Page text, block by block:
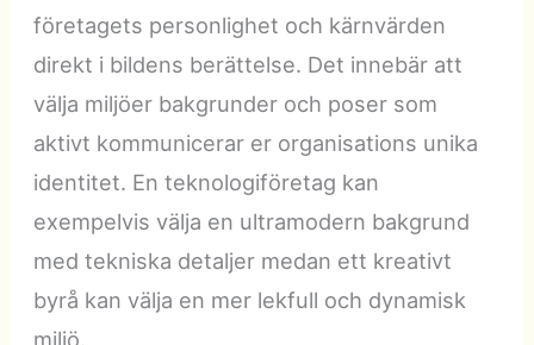
företagets personlighet och kärnvärden
direkt i bildens berättelse. Det innebär att
välja miljöer bakgrunder och poser som
aktivt kommunicerar er organisations unika
identitet. En teknologiföretag kan
exempelvis välja en ultramodern bakgrund
med tekniska detaljer medan ett kreativt
byrå kan välja en mer lekfull och dynamisk
miljö.